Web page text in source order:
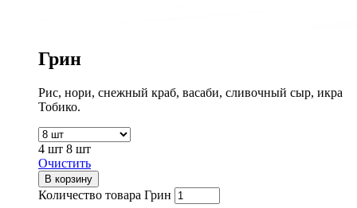
Грин
Рис, нори, снежный краб, васаби, сливочный сыр, икра
Тобико.
4 шт 8 шт
Очистить
В корзину
Количество товара Грин